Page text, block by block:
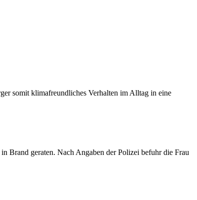
somit klimafreundliches Verhalten im Alltag in eine
Brand geraten. Nach Angaben der Polizei befuhr die Frau